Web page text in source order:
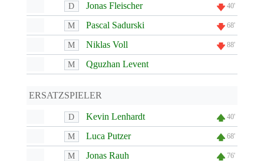
D Jonas Fleischer 40'
M Pascal Sadurski 68'
M Niklas Voll 88'
M Qguzhan Levent
ERSATZSPIELER
D Kevin Lenhardt 40'
M Luca Putzer 68'
M Jonas Rauh 76'